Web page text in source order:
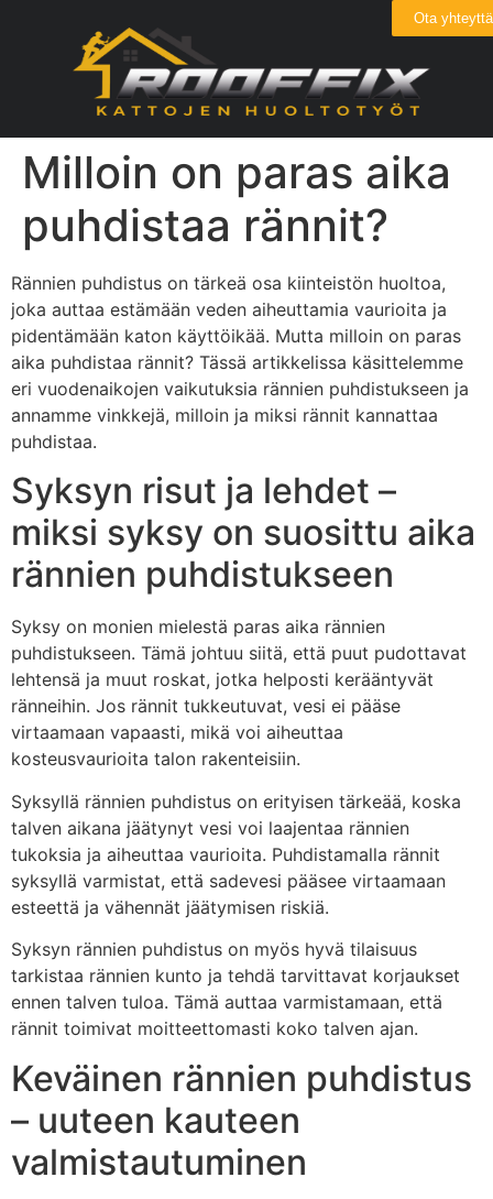
Ota yhteyttä
Milloin on paras aika
puhdistaa rännit?
Rännien puhdistus on tärkeä osa kiinteistön huoltoa,
joka auttaa estämään veden aiheuttamia vaurioita ja
pidentämään katon käyttöikää. Mutta milloin on paras
aika puhdistaa rännit? Tässä artikkelissa käsittelemme
eri vuodenaikojen vaikutuksia rännien puhdistukseen ja
annamme vinkkejä, milloin ja miksi rännit kannattaa
puhdistaa.
Syksyn risut ja lehdet –
miksi syksy on suosittu aika
rännien puhdistukseen
Syksy on monien mielestä paras aika rännien
puhdistukseen. Tämä johtuu siitä, että puut pudottavat
lehtensä ja muut roskat, jotka helposti kerääntyvät
ränneihin. Jos rännit tukkeutuvat, vesi ei pääse
virtaamaan vapaasti, mikä voi aiheuttaa
kosteusvaurioita talon rakenteisiin.
Syksyllä rännien puhdistus on erityisen tärkeää, koska
talven aikana jäätynyt vesi voi laajentaa rännien
tukoksia ja aiheuttaa vaurioita. Puhdistamalla rännit
syksyllä varmistat, että sadevesi pääsee virtaamaan
esteettä ja vähennät jäätymisen riskiä.
Syksyn rännien puhdistus on myös hyvä tilaisuus
tarkistaa rännien kunto ja tehdä tarvittavat korjaukset
ennen talven tuloa. Tämä auttaa varmistamaan, että
rännit toimivat moitteettomasti koko talven ajan.
Keväinen rännien puhdistus
– uuteen kauteen
valmistautuminen